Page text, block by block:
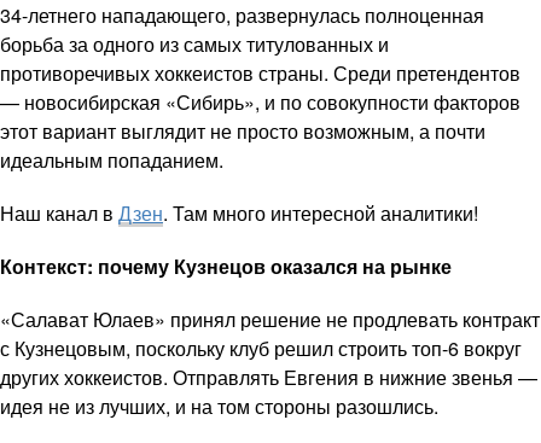
34-летнего нападающего, развернулась полноценная
борьба за одного из самых титулованных и
противоречивых хоккеистов страны. Среди претендентов
— новосибирская «Сибирь», и по совокупности факторов
этот вариант выглядит не просто возможным, а почти
идеальным попаданием.
Наш канал в Дзен. Там много интересной аналитики!
Контекст: почему Кузнецов оказался на рынке
«Салават Юлаев» принял решение не продлевать контракт
с Кузнецовым, поскольку клуб решил строить топ-6 вокруг
других хоккеистов. Отправлять Евгения в нижние звенья —
идея не из лучших, и на том стороны разошлись.